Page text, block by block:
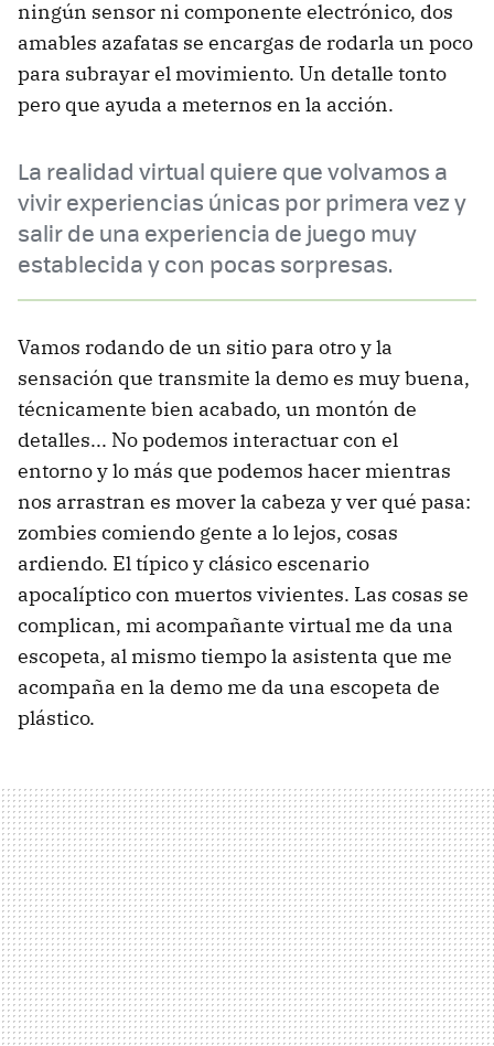
ningún sensor ni componente electrónico, dos
amables azafatas se encargas de rodarla un poco
para subrayar el movimiento. Un detalle tonto
pero que ayuda a meternos en la acción.
La realidad virtual quiere que volvamos a
vivir experiencias únicas por primera vez y
salir de una experiencia de juego muy
establecida y con pocas sorpresas.
Vamos rodando de un sitio para otro y la
sensación que transmite la demo es muy buena,
técnicamente bien acabado, un montón de
detalles... No podemos interactuar con el
entorno y lo más que podemos hacer mientras
nos arrastran es mover la cabeza y ver qué pasa:
zombies comiendo gente a lo lejos, cosas
ardiendo. El típico y clásico escenario
apocalíptico con muertos vivientes. Las cosas se
complican, mi acompañante virtual me da una
escopeta, al mismo tiempo la asistenta que me
acompaña en la demo me da una escopeta de
plástico.